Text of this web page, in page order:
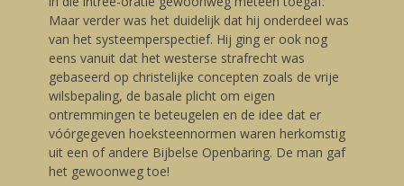
Maar verder was het duidelijk dat hij onderdeel was
van het systeemperspectief. Hij ging er ook nog
eens vanuit dat het westerse strafrecht was
gebaseerd op christelijke concepten zoals de vrije
wilsbepaling, de basale plicht om eigen
ontremmingen te beteugelen en de idee dat er
vóórgegeven hoeksteennormen waren herkomstig
uit een of andere Bijbelse Openbaring. De man gaf
het gewoonweg toe!